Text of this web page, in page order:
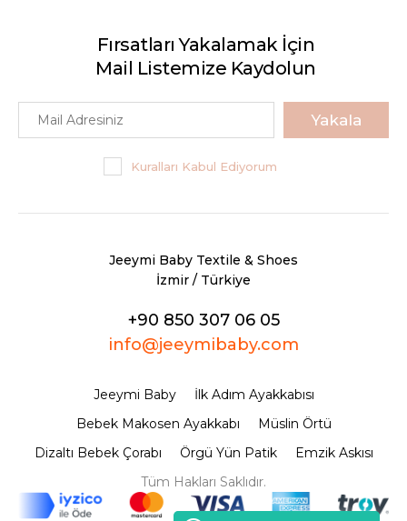
Fırsatları Yakalamak İçin
Mail Listemize Kaydolun
Yakala
Kuralları Kabul Ediyorum
Jeeymi Baby Textile & Shoes
İzmir / Türkiye
+90 850 307 06 05
info@jeeymibaby.com
Jeeymi Baby
İlk Adım Ayakkabısı
Bebek Makosen Ayakkabı
Müslin Örtü
Dizaltı Bebek Çorabı
Örgü Yün Patik
Emzik Askısı
Tüm Hakları Saklıdır.